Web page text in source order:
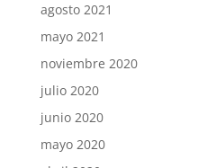
agosto 2021
mayo 2021
noviembre 2020
julio 2020
junio 2020
mayo 2020